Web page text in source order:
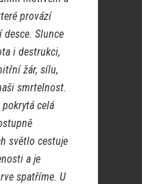
provází
desce. Slunce
i destrukci,
žár, sílu,
smrtelnost.
pokrytá celá
světlo cestuje
a je
spatříme. U